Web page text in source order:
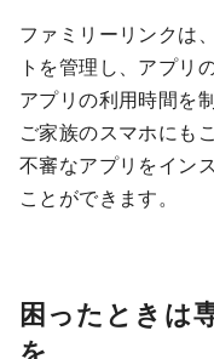
ファミリーリンクは
トを管理し、アプリ
アプリの利用時間を
ご家族のスマホにも
不審なアプリをイン
ことができます。
困ったときは
を